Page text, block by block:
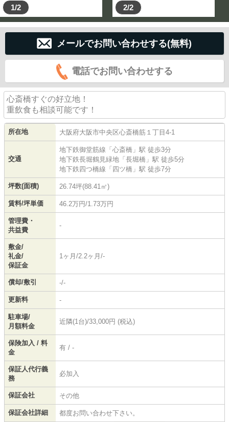
1/2 2/2
メールでお問い合わせする(無料)
電話でお問い合わせする
心斎橋すぐの好立地！
重飲食も相談可能です！
所在地 大阪府大阪市中央区心斎橋筋 １丁目4-1
交通
地下鉄御堂筋線 「心斎橋 」駅 徒歩3分
地下鉄長堀鶴見緑地 「長堀橋 」駅 徒歩5分
地下鉄四つ橋線 「四ツ橋 」駅 徒歩7分
坪数(面積) 26.74坪(88.41㎡)
賃料/坪単価 46.2万円/1.73万円
管理費・
共益費
-
敷金/
礼金/
保証金
1ヶ月/2.2ヶ月/-
償却/敷引 -/-
更新料 -
駐車場/
月額料金
近隣(1台)/33,000円 (税込)
保険加入 / 料
金
有 / -
保証人代行義
務
必加入
保証会社 その他
保証会社詳細 都度お問い合わせ下さい。